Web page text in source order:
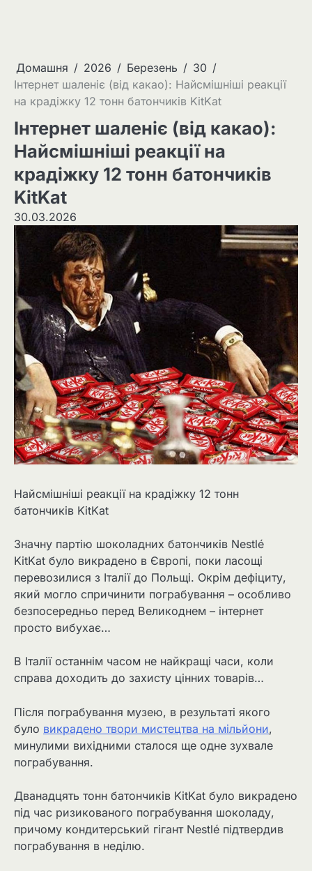
Домашня 2026 Березень
30
Інтернет шаленіє (від какао): Найсмішніші реакції
на крадіжку 12 тонн батончиків KitKat
Інтернет шаленіє (від какао):
Найсмішніші реакції на
крадіжку 12 тонн батончиків
KitKat
30.03.2026
Найсмішніші реакції на крадіжку 12 тонн
батончиків KitKat
Значну партію шоколадних батончиків Nestlé
KitKat було викрадено в Європі, поки ласощі
перевозилися з Італії до Польщі. Окрім дефіциту,
який могло спричинити пограбування – особливо
безпосередньо перед Великоднем – інтернет
просто вибухає…
В Італії останнім часом не найкращі часи, коли
справа доходить до захисту цінних товарів…
Після пограбування музею, в результаті якого
було викрадено твори мистецтва на мільйони,
минулими вихідними сталося ще одне зухвале
пограбування.
Дванадцять тонн батончиків KitKat було викрадено
під час ризикованого пограбування шоколаду,
причому кондитерський гігант Nestlé підтвердив
пограбування в неділю.